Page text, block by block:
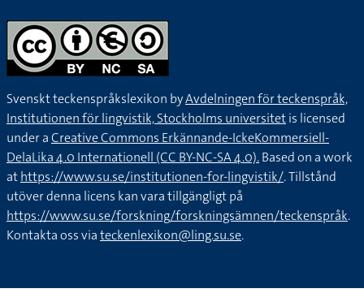
Svenskt teckenspråkslexikon byAvdelningen för teckenspråk,
Institutionen för lingvistik, Stockholms universitetis licensed
under aCreative Commons Erkännande-IckeKommersiell-
DelaLika 4.0 Internationell (CC BY-NC-SA 4.0).Based on a work
athttps://www.su.se/institutionen-for-lingvistik/. Tillstånd
utöver denna licens kan vara tillgängligt på
https://www.su.se/forskning/forskningsämnen/teckenspråk.
Kontakta oss viateckenlexikon@ling.su.se.